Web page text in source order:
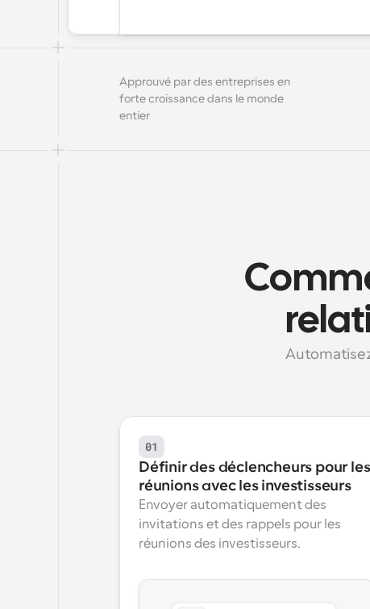
Approuvé par des entreprises en
forte croissance dans le monde
entier
01
Définir des déclencheurs pour les
réunions avec les investisseurs
Envoyer automatiquement des
invitations et des rappels pour les
réunions des investisseurs.